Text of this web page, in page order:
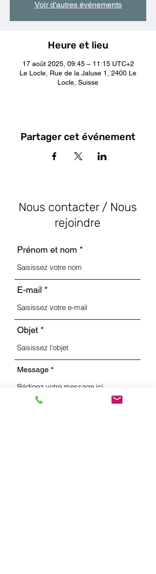
Voir d'autres événements
Heure et lieu
17 août 2025, 09:45 – 11:15 UTC+2
Le Locle, Rue de la Jaluse 1, 2400 Le
Locle, Suisse
Partager cet événement
Nous contacter / Nous
rejoindre
Prénom et nom
E-mail
Objet
Message